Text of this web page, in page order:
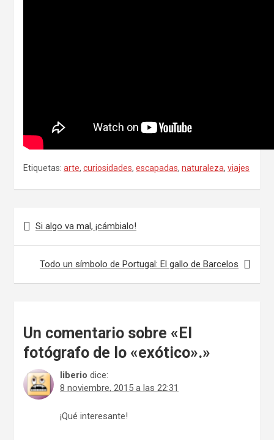
Etiquetas: arte, curiosidades, escapadas, naturaleza, viajes
de
entradas
Si algo va mal, ¡cámbialo!
Todo un símbolo de Portugal: El gallo de Barcelos
Un comentario sobre « El
fotógrafo de lo «exótico».»
liberio dice:
8 noviembre, 2015 a las 22:31
¡Qué interesante!